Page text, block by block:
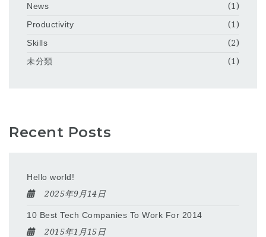
News
(1)
Productivity
(1)
Skills
(2)
未分類
(1)
Recent Posts
Hello world!
2025年9月14日
10 Best Tech Companies To Work For 2014
2015年1月15日